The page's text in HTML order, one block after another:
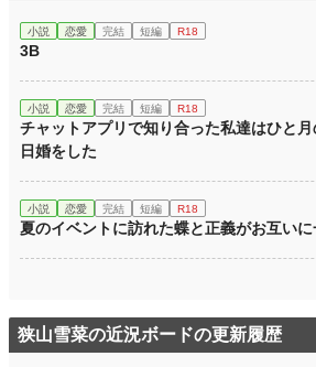
小説 恋愛 完結 短編 R18
3B
小説 恋愛 完結 短編 R18
チャットアプリで知り合った私達はひと
日婚をした
小説 恋愛 完結 短編 R18
夏のイベントに訪れた蝶と正義がお互いに
狭山雪菜の近況ボードの更新履歴